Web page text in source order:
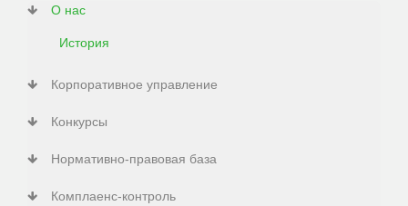
О нас
История
Корпоративное управление
Конкурсы
Нормативно-правовая база
Комплаенс-контроль